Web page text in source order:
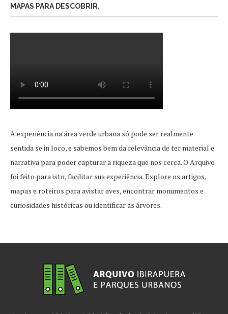
MAPAS PARA DESCOBRIR.
A experiência na área verde urbana só pode ser realmente
sentida se in loco, e sabemos bem da relevância de ter material e
narrativa para poder capturar a riqueza que nos cerca. O Arquivo
foi feito para isto, facilitar sua experiência. Explore os artigos,
mapas e roteiros para avistar aves, encontrar monumentos e
curiosidades históricas ou identificar as árvores.